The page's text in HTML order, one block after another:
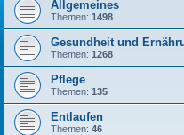
Allgemeines
Themen: 1498
Gesundheit und
Themen: 1268
Pflege
Themen: 135
Entlaufen
Themen: 46